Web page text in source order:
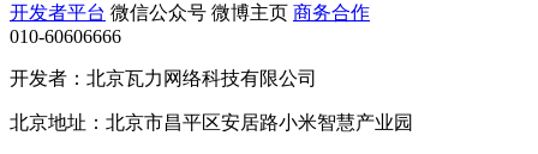
开发者平台 微信公众号 微博主页 商务合作
010-60606666
开发者：北京瓦力网络科技有限公司
北京地址：北京市昌平区安居路小米智慧产业园